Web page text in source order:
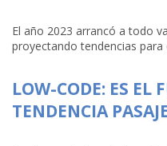
El año 2023 arrancó a todo
proyectando tendencias para
LOW-CODE: ES EL
TENDENCIA